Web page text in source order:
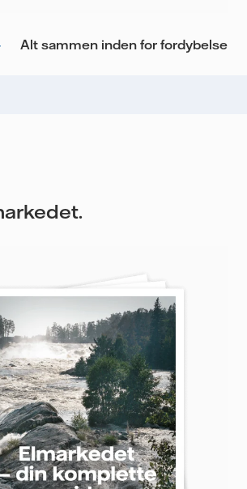
Alt sammen inden for fordybelse